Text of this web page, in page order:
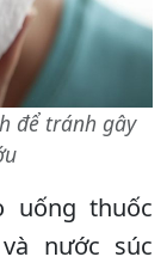
để tránh gây
uống thuốc
nước súc